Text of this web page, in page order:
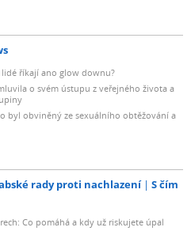
říkají ano glow downu?
o svém ústupu z veřejného života a
byl obviněný ze sexuálního obtěžování a
rady proti nachlazení
S čím
Co pomáhá a kdy už riskujete úpal